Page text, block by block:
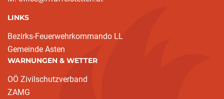
LINKS
Bezirks-Feuerwehrkommando LL
Gemeinde Asten
WARNUNGEN & WETTER
OÖ Zivilschutzverband
ZAMG